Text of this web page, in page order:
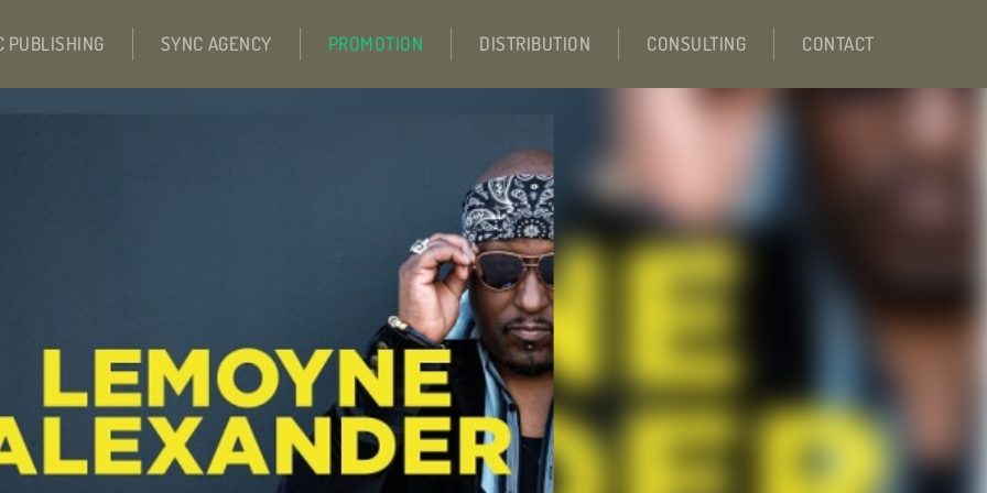
PUBLISHING SYNC AGENCY PROMOTION DISTRIBUTION CONSULTING CONTACT